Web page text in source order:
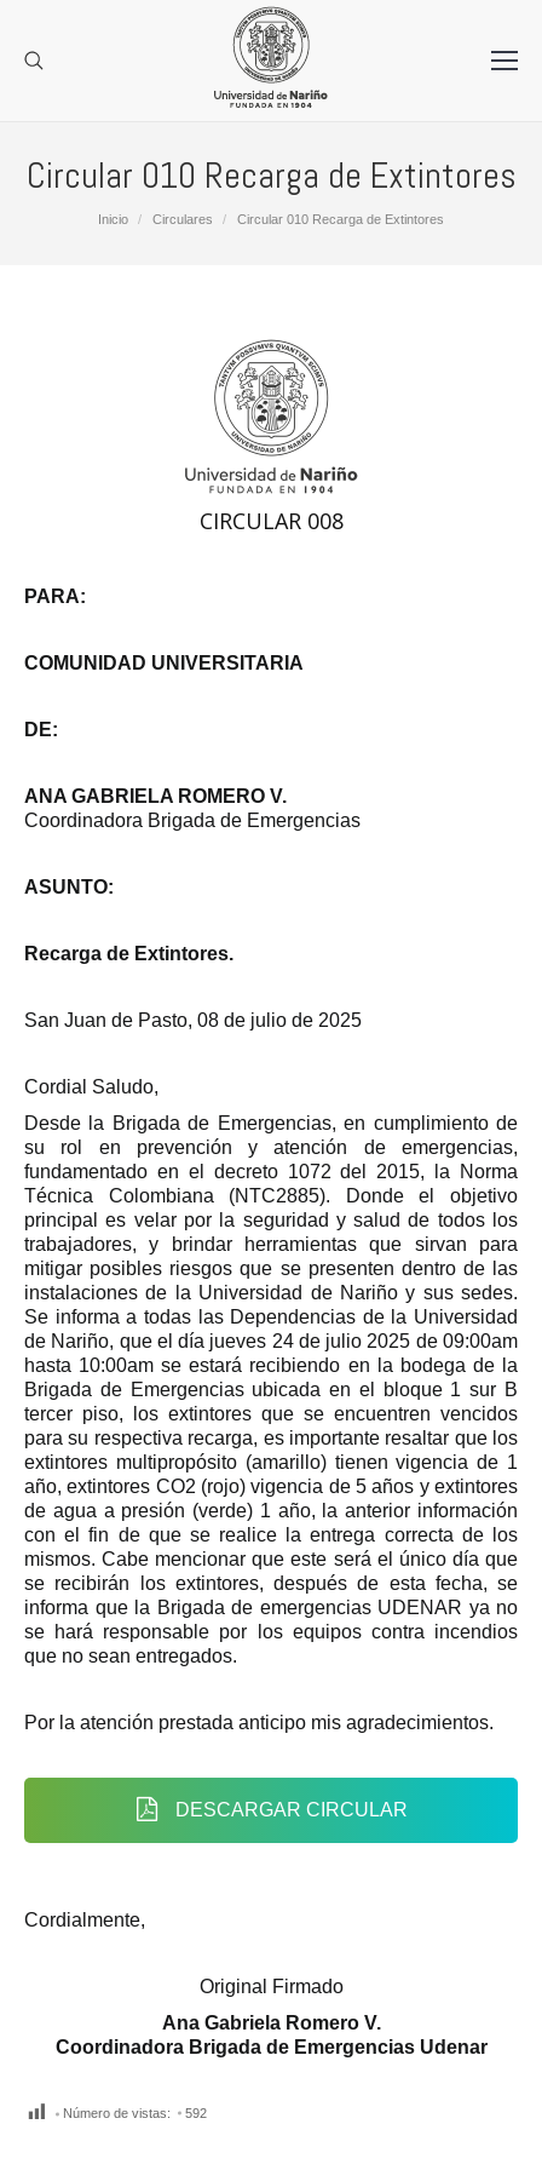
Circular 010 Recarga de Extintores
Estás aquí:
Inicio Circulares Circular 010 Recarga de Extintores
CIRCULAR 008
PARA:
COMUNIDAD UNIVERSITARIA
DE:
ANA GABRIELA ROMERO V.
Coordinadora Brigada de Emergencias
ASUNTO:
Recarga de Extintores.
San Juan de Pasto, 08 de julio de 2025
Cordial Saludo,
Desde la Brigada de Emergencias, en cumplimiento de
su rol en prevención y atención de emergencias,
fundamentado en el decreto 1072 del 2015, la Norma
Técnica Colombiana (NTC2885). Donde el objetivo
principal es velar por la seguridad y salud de todos los
trabajadores, y brindar herramientas que sirvan para
mitigar posibles riesgos que se presenten dentro de las
instalaciones de la Universidad de Nariño y sus sedes.
Se informa a todas las Dependencias de la Universidad
de Nariño, que el día jueves 24 de julio 2025 de 09:00am
hasta 10:00am se estará recibiendo en la bodega de la
Brigada de Emergencias ubicada en el bloque 1 sur B
tercer piso, los extintores que se encuentren vencidos
para su respectiva recarga, es importante resaltar que los
extintores multipropósito (amarillo) tienen vigencia de 1
año, extintores CO2 (rojo) vigencia de 5 años y extintores
de agua a presión (verde) 1 año, la anterior información
con el fin de que se realice la entrega correcta de los
mismos. Cabe mencionar que este será el único día que
se recibirán los extintores, después de esta fecha, se
informa que la Brigada de emergencias UDENAR ya no
se hará responsable por los equipos contra incendios
que no sean entregados.
Por la atención prestada anticipo mis agradecimientos.
DESCARGAR CIRCULAR
Cordialmente,
Original Firmado
Ana Gabriela Romero V.
Coordinadora Brigada de Emergencias Udenar
Número de vistas: 592